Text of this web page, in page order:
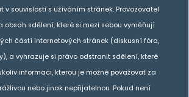
v souvislosti s užíváním stránek. Provozovatel
obsah sdělení, které si mezi sebou vyměňují
částí internetových stránek (diskusní fóra,
a vyhrazuje si právo odstranit sdělení, které
informaci, kterou je možné považovat za
nebo jinak nepřijatelnou. Pokud není